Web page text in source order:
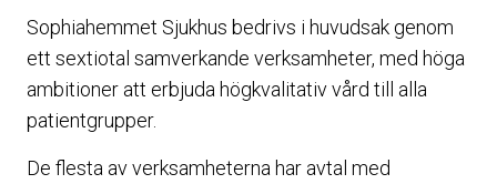
Sophiahemmet Sjukhus bedrivs i huvudsak genom
ett sextiotal samverkande verksamheter, med höga
ambitioner att erbjuda högkvalitativ vård till alla
patientgrupper.
De flesta av verksamheterna har avtal med